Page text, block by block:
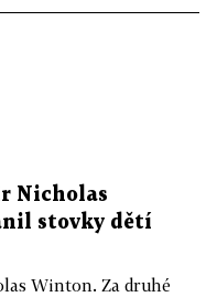
Nicholas
stovky dětí
Winton. Za druhé